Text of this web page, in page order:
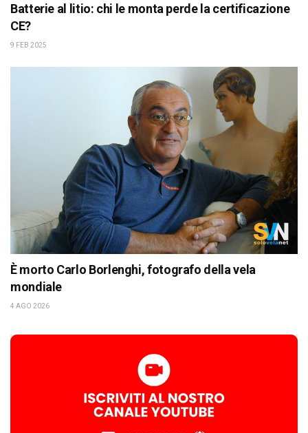
Batterie al litio: chi le monta perde la certificazione
CE?
9 FEB 2025
È morto Carlo Borlenghi, fotografo della vela
mondiale
4 AGO 2026